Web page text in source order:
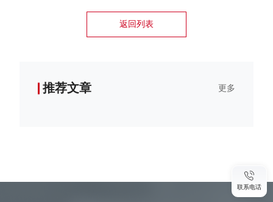
返回列表
推荐文章 更多
联系电话